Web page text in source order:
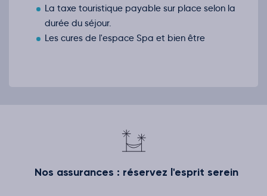
La taxe touristique payable sur place selon la
durée du séjour.
Les cures de l'espace Spa et bien être
Nos assurances : réservez l'esprit serein